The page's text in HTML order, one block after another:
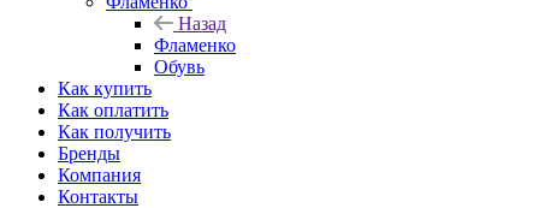
Назад
Фламенко
Обувь
Как купить
Как оплатить
Как получить
Бренды
Компания
Контакты